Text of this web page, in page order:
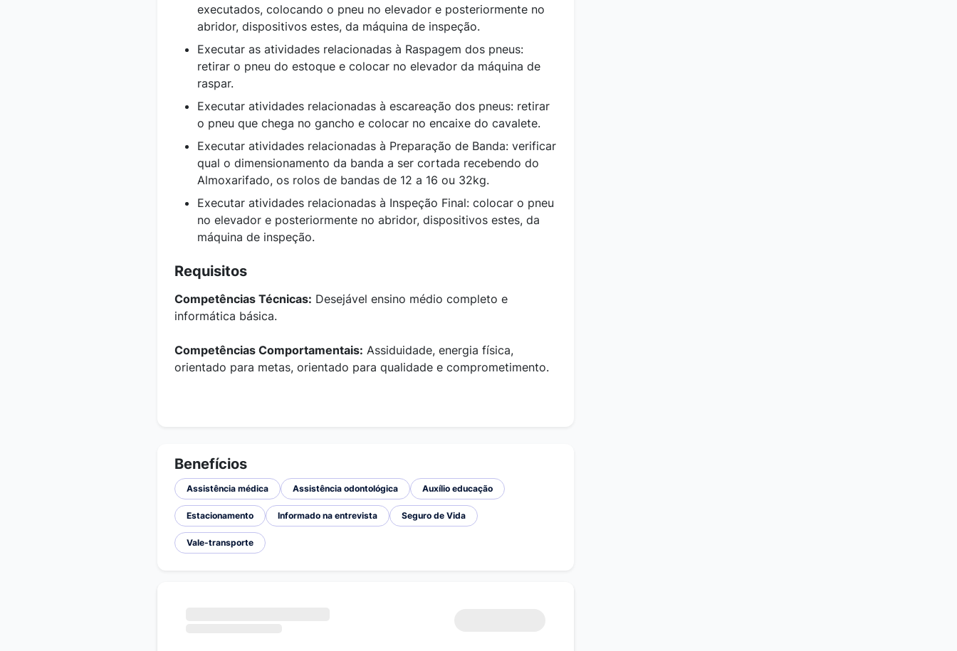
executados, colocando o pneu no elevador e posteriormente no
abridor, dispositivos estes, da máquina de inspeção.
Executar as atividades relacionadas à Raspagem dos pneus:
retirar o pneu do estoque e colocar no elevador da máquina de
raspar.
Executar atividades relacionadas à escareação dos pneus: retirar
o pneu que chega no gancho e colocar no encaixe do cavalete.
Executar atividades relacionadas à Preparação de Banda: verificar
qual o dimensionamento da banda a ser cortada recebendo do
Almoxarifado, os rolos de bandas de 12 a 16 ou 32kg.
Executar atividades relacionadas à Inspeção Final: colocar o pneu
no elevador e posteriormente no abridor, dispositivos estes, da
máquina de inspeção.
Requisitos
Competências Técnicas: Desejável ensino médio completo e
informática básica.
Competências Comportamentais: Assiduidade, energia física,
orientado para metas, orientado para qualidade e comprometimento.
Benefícios
Assistência médica Assistência odontológica Auxílio educação
Estacionamento Informado na entrevista Seguro de Vida
Vale-transporte